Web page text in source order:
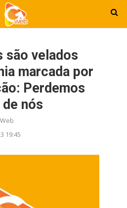
são velados
marcada por
Perdemos
nós
19:45